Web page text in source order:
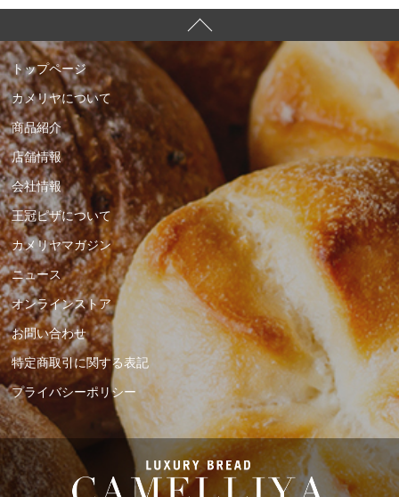
トップページ
カメリヤについて
商品紹介
店舗情報
会社情報
王冠ピザについて
カメリヤマガジン
ニュース
オンラインストア
お問い合わせ
特定商取引に関する表記
プライバシーポリシー